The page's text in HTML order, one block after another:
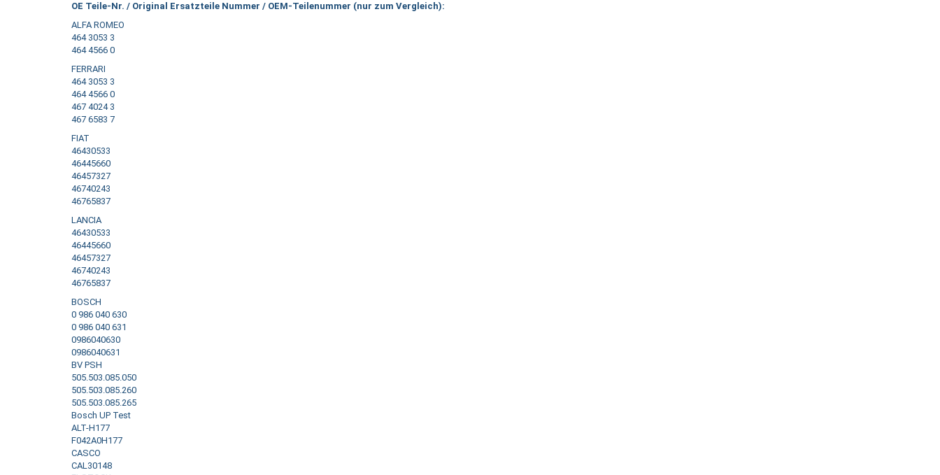
OE Teile-Nr. / Original Ersatzteile Nummer / OEM-Teilenummer (nur zum Vergleich):
ALFA ROMEO
464 3053 3
464 4566 0
FERRARI
464 3053 3
464 4566 0
467 4024 3
467 6583 7
FIAT
46430533
46445660
46457327
46740243
46765837
LANCIA
46430533
46445660
46457327
46740243
46765837
BOSCH
0 986 040 630
0 986 040 631
0986040630
0986040631
BV PSH
505.503.085.050
505.503.085.260
505.503.085.265
Bosch UP Test
ALT-H177
F042A0H177
CASCO
CAL30148